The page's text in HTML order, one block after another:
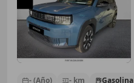
- (Año) - km Gasolina